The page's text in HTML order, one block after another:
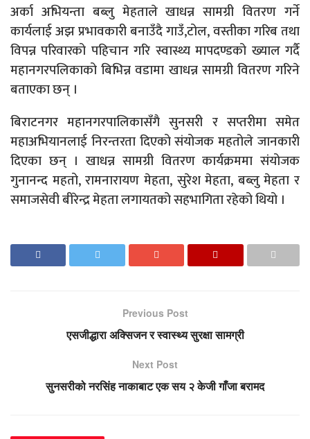
अर्का अभियन्ता बब्लु मेहताले खाधन्न सामग्री वितरण गर्ने
कार्यलाई अझ प्रभावकारी बनाउँदै गाउँ,टोल, वस्तीका गरिब तथा
विपन्न परिवारको पहिचान गरि स्वास्थ्य मापदण्डको ख्याल गर्दै
महानगरपलिकाको बिभिन्न वडामा खाधन्न सामग्री वितरण गरिने
बताएका छन् ।
बिराटनगर महानगरपालिकासँगै सुनसरी र सप्तरीमा समेत
महाअभियानलाई निरन्तरता दिएको संयोजक महतोले जानकारी
दिएका छन् । खाधन्न सामग्री वितरण कार्यक्रममा संयोजक
गुनानन्द महतो, रामनारायण मेहता, सुरेश मेहता, बब्लु मेहता र
समाजसेवी बीरेन्द्र मेहता लगायतको सहभागिता रहेको थियो ।
Previous Post
एसजीद्धारा अक्सिजन र स्वास्थ्य सुरक्षा सामग्री
Next Post
सुनसरीको नरसिंह नाकाबाट एक सय २ केजी गाँजा बरामद